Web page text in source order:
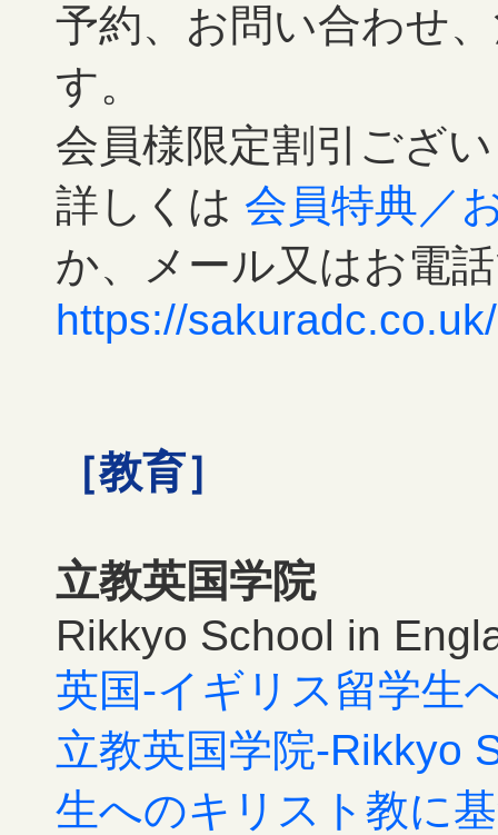
予約、お問い合わせ
す。
会員様限定割引ござ
詳しくは 会員特典／
か、メール又はお電
https://sakuradc.co.uk/
［教育］
立教英国学院
Rikkyo School in
英国-イギリス留学生
立教英国学院-Rikkyo
生へのキリスト教に